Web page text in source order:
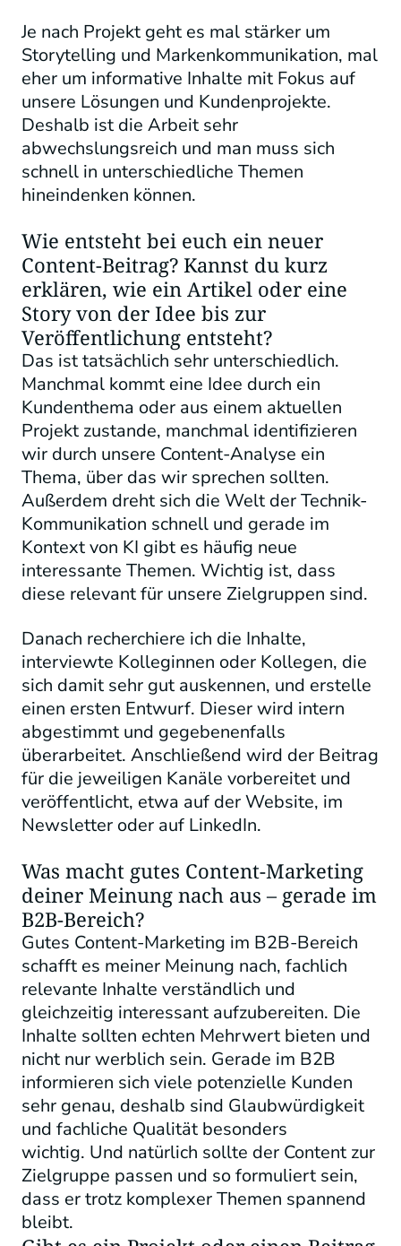
Je nach Projekt geht es mal stärker um
Storytelling und Markenkommunikation, mal
eher um informative Inhalte mit Fokus auf
unsere Lösungen und Kundenprojekte.
Deshalb ist die Arbeit sehr
abwechslungsreich und man muss sich
schnell in unterschiedliche Themen
hineindenken können.
Wie entsteht bei euch ein neuer
Content-Beitrag? Kannst du kurz
erklären, wie ein Artikel oder eine
Story von der Idee bis zur
Veröffentlichung entsteht?
Das ist tatsächlich sehr unterschiedlich.
Manchmal kommt eine Idee durch ein
Kundenthema oder aus einem aktuellen
Projekt zustande, manchmal identifizieren
wir durch unsere Content-Analyse ein
Thema, über das wir sprechen sollten.
Außerdem dreht sich die Welt der Technik-
Kommunikation schnell und gerade im
Kontext von KI gibt es häufig neue
interessante Themen. Wichtig ist, dass
diese relevant für unsere Zielgruppen sind.
Danach recherchiere ich die Inhalte,
interviewte Kolleginnen oder Kollegen, die
sich damit sehr gut auskennen, und erstelle
einen ersten Entwurf. Dieser wird intern
abgestimmt und gegebenenfalls
überarbeitet. Anschließend wird der Beitrag
für die jeweiligen Kanäle vorbereitet und
veröffentlicht, etwa auf der Website, im
Newsletter oder auf LinkedIn.
Was macht gutes Content-Marketing
deiner Meinung nach aus – gerade im
B2B-Bereich?
Gutes Content-Marketing im B2B-Bereich
schafft es meiner Meinung nach, fachlich
relevante Inhalte verständlich und
gleichzeitig interessant aufzubereiten. Die
Inhalte sollten echten Mehrwert bieten und
nicht nur werblich sein. Gerade im B2B
informieren sich viele potenzielle Kunden
sehr genau, deshalb sind Glaubwürdigkeit
und fachliche Qualität besonders
wichtig. Und natürlich sollte der Content zur
Zielgruppe passen und so formuliert sein,
dass er trotz komplexer Themen spannend
bleibt.